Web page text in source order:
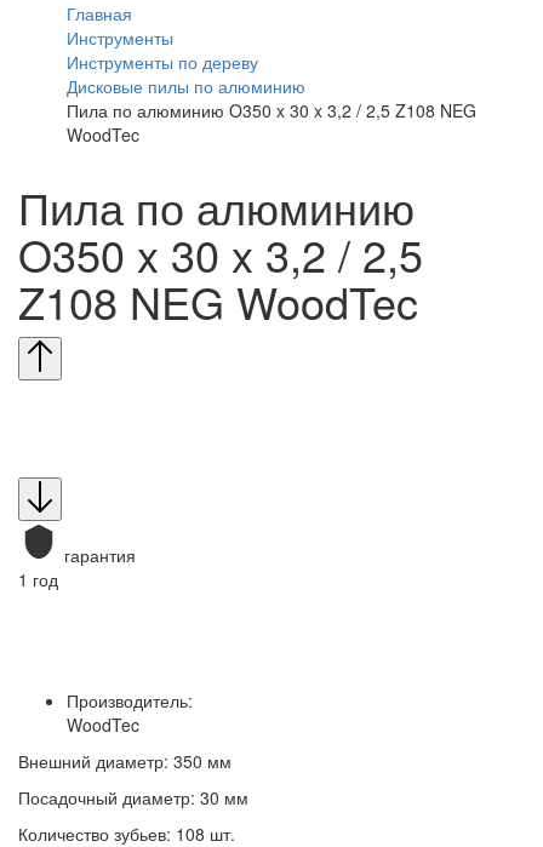
Главная
Инструменты
Инструменты по дереву
Дисковые пилы по алюминию
Пила по алюминию O350 x 30 x 3,2 / 2,5 Z108 NEG
WoodTec
Пила по алюминию
O350 x 30 x 3,2 / 2,5
Z108 NEG WoodTec
гарантия
1 год
Производитель:
WoodTec
Внешний диаметр: 350 мм
Посадочный диаметр: 30 мм
Количество зубьев: 108 шт.